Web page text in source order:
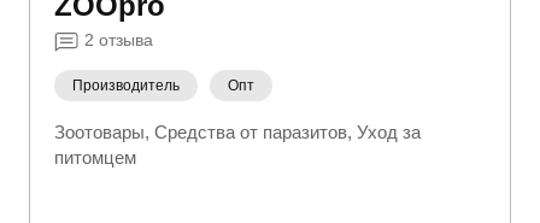
2 отзыва
Производитель Опт
Зоотовары Средства от паразитов Уход за
питомцем